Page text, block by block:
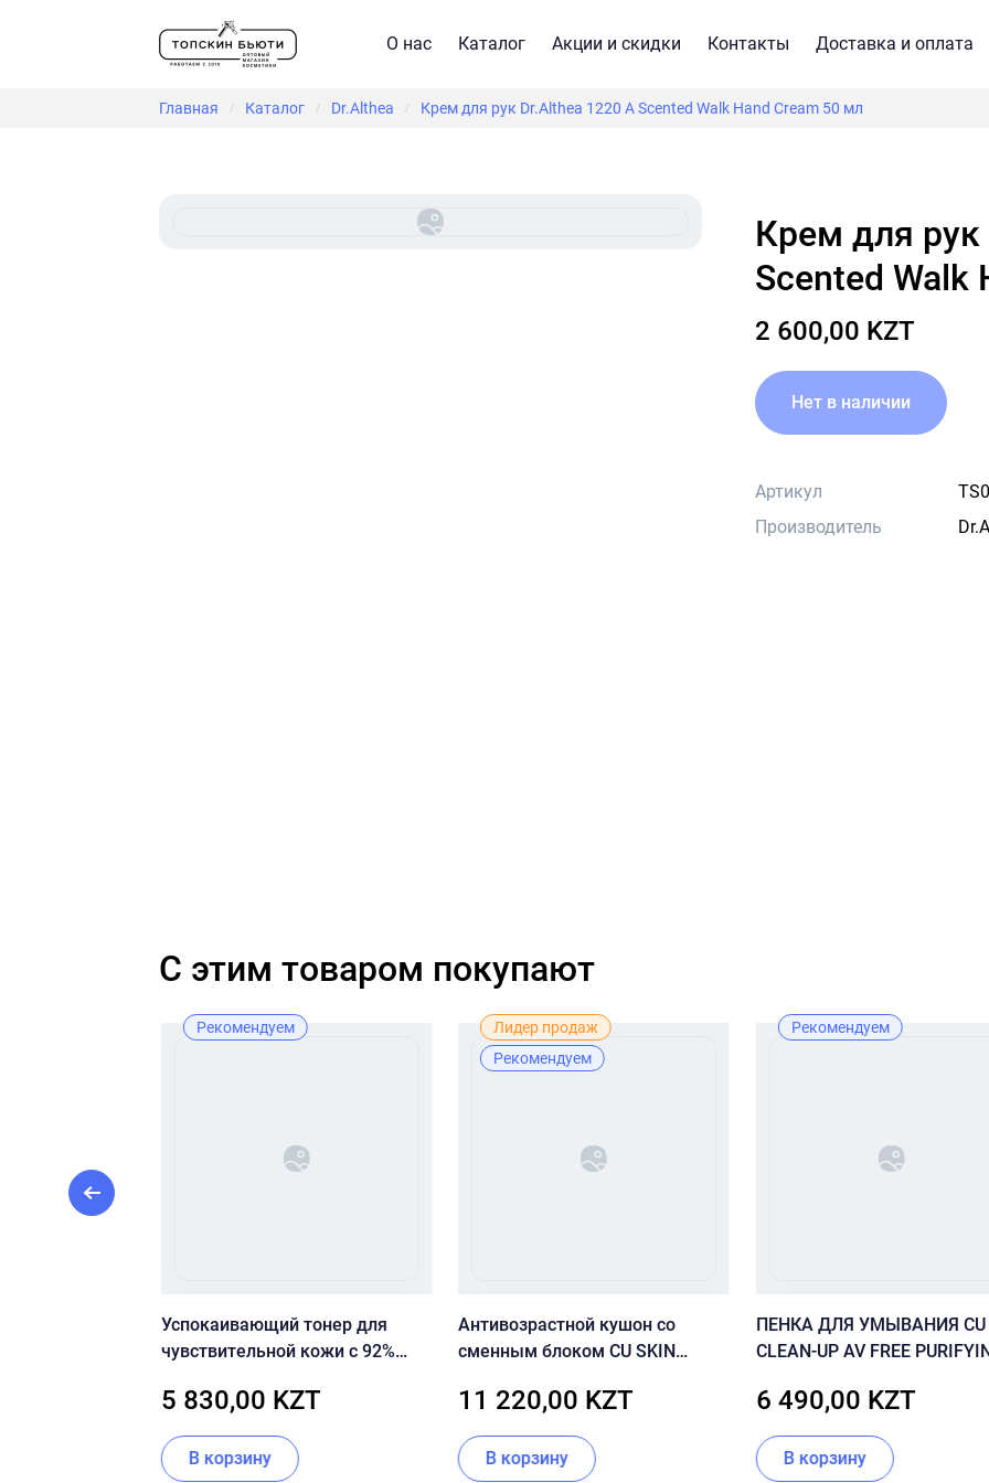
О нас Каталог Акции и скидки Контакты Доставка и оплата
Главная / Каталог / Dr.Althea / Крем для рук Dr.Althea 1220 A Scented Walk Hand Cream 50 мл
Крем для рук Dr.Althea 1220 A
Scented Walk
2 600,00 KZT
Нет в наличии
Артикул
Производитель
C этим товаром покупают
Рекомендуем
Успокаивающий тонер для
чувствительной кожи с 92%
Regen 92 Toner
5 830,00 KZT
В корзину
Лидер продаж
Рекомендуем
Антивозрастной кушон со
сменным блоком CU SKIN
PACT (SPF50+/PA+++) 21 тон
11 220,00 KZT
В корзину
Рекомендуем
ПЕНКА ДЛЯ УМЫВАНИЯ CU
CLEAN-UP AV FREE
6 490,00 KZT
В корзину